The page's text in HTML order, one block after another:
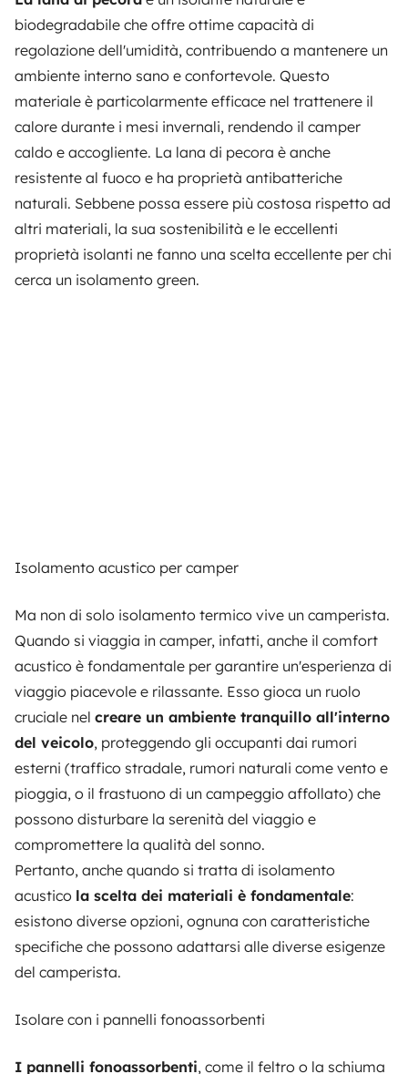
biodegradabile che offre ottime capacità di
regolazione dell'umidità, contribuendo a mantenere un
ambiente interno sano e confortevole. Questo
materiale è particolarmente efficace nel trattenere il
calore durante i mesi invernali, rendendo il camper
caldo e accogliente. La lana di pecora è anche
resistente al fuoco e ha proprietà antibatteriche
naturali. Sebbene possa essere più costosa rispetto ad
altri materiali, la sua sostenibilità e le eccellenti
proprietà isolanti ne fanno una scelta eccellente per chi
cerca un isolamento green.
Isolamento acustico per camper
Ma non di solo isolamento termico vive un camperista.
Quando si viaggia in camper, infatti, anche il comfort
acustico è fondamentale per garantire un'esperienza di
viaggio piacevole e rilassante. Esso gioca un ruolo
cruciale nel creare un ambiente tranquillo all'interno
del veicolo, proteggendo gli occupanti dai rumori
esterni (traffico stradale, rumori naturali come vento e
pioggia, o il frastuono di un campeggio affollato) che
possono disturbare la serenità del viaggio e
compromettere la qualità del sonno.
Pertanto, anche quando si tratta di isolamento
acustico la scelta dei materiali è fondamentale:
esistono diverse opzioni, ognuna con caratteristiche
specifiche che possono adattarsi alle diverse esigenze
del camperista.
Isolare con i pannelli fonoassorbenti
I pannelli fonoassorbenti, come il feltro o la schiuma